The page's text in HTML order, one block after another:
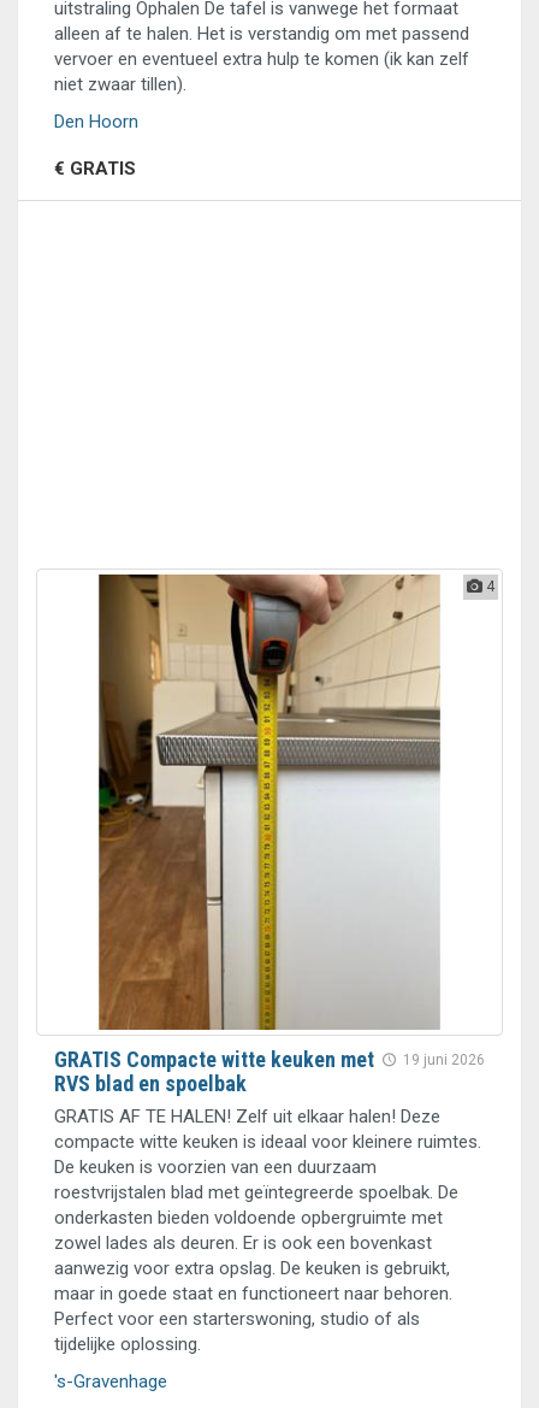
uitstraling Ophalen De tafel is vanwege het formaat
alleen af te halen. Het is verstandig om met passend
vervoer en eventueel extra hulp te komen (ik kan zelf
niet zwaar tillen).
Den Hoorn
€ GRATIS
4
19 juni 2026
GRATIS Compacte witte keuken met
RVS blad en spoelbak
GRATIS AF TE HALEN! Zelf uit elkaar halen! Deze
compacte witte keuken is ideaal voor kleinere ruimtes.
De keuken is voorzien van een duurzaam
roestvrijstalen blad met geïntegreerde spoelbak. De
onderkasten bieden voldoende opbergruimte met
zowel lades als deuren. Er is ook een bovenkast
aanwezig voor extra opslag. De keuken is gebruikt,
maar in goede staat en functioneert naar behoren.
Perfect voor een starterswoning, studio of als
tijdelijke oplossing.
's-Gravenhage